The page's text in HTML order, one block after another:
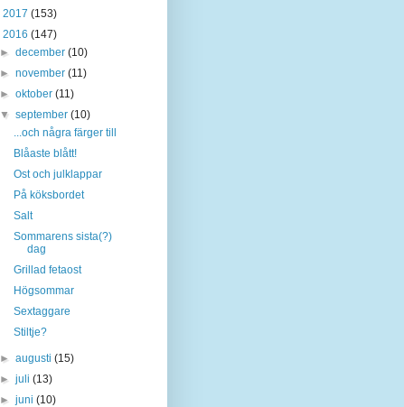
2017 (153)
2016 (147)
►december(10)
►november(11)
►oktober(11)
▼september(10)
...och några färger till
Blåaste blått!
Ost och julklappar
På köksbordet
Salt
Sommarens sista(?)
dag
Grillad fetaost
Högsommar
Sextaggare
Stiltje?
►augusti(15)
►juli(13)
►juni(10)